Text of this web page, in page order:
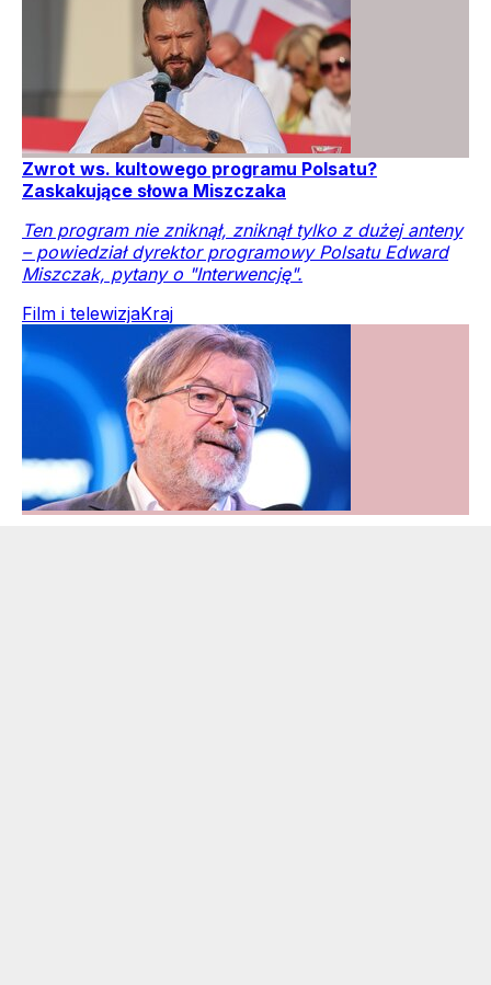
Zwrot ws. kultowego programu Polsatu?
Zaskakujące słowa Miszczaka
Ten program nie zniknął, zniknął tylko z dużej anteny
– powiedział dyrektor programowy Polsatu Edward
Miszczak, pytany o "Interwencję".
Film i telewizjaKraj